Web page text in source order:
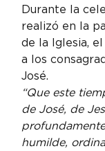
Durante la
realizó en la
de la Iglesia,
a los
José.
“Que este
de José, de
humilde,